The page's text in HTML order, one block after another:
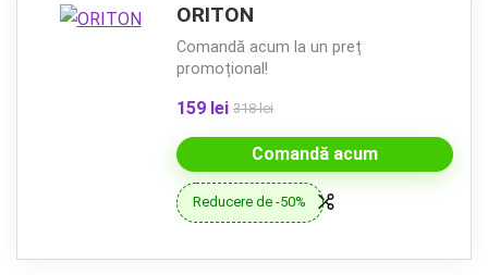
ORITON
Comandă acum la un preț
promoțional!
159 lei 318 lei
Comandă acum
Reducere de -50%